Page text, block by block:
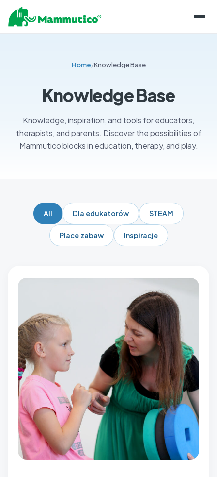
PRODUCT LINES
MAMMUTICO
MAINTENANCE OF COMPONENTS
STORING BLOCKS
CERTIFICATIONS AND SECURITY
INFORMATION
BLOG
KNOWLEDGE BASE
SHOP
CONTACT
Home/Knowledge Base
Knowledge Base
Knowledge, inspiration, and tools for educators,
therapists, and parents. Discover the possibilities of
Mammutico blocks in education, therapy, and play.
All Dla edukatorów STEAM
Place zabaw Inspiracje